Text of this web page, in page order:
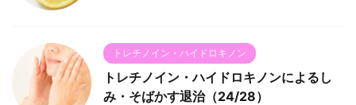
トレチノイン・ハイドロキノン
トレチノイン・ハイドロキノンによるし
み・そばかす退治（24/28）